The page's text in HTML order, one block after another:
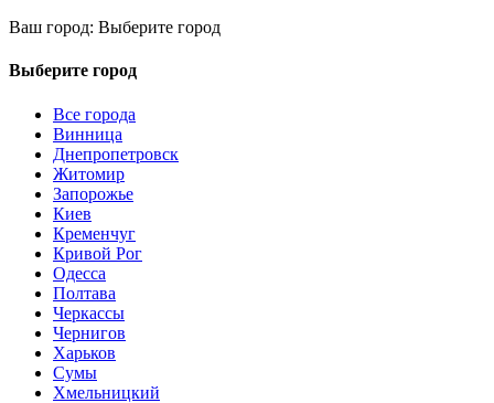
Ваш город: Выберите город
Выберите город
Все города
Винница
Днепропетровск
Житомир
Запорожье
Киев
Кременчуг
Кривой Рог
Одесса
Полтава
Черкассы
Чернигов
Харьков
Сумы
Хмельницкий